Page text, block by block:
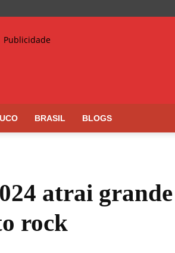
BRASIL BLOGS
atrai grande
rock